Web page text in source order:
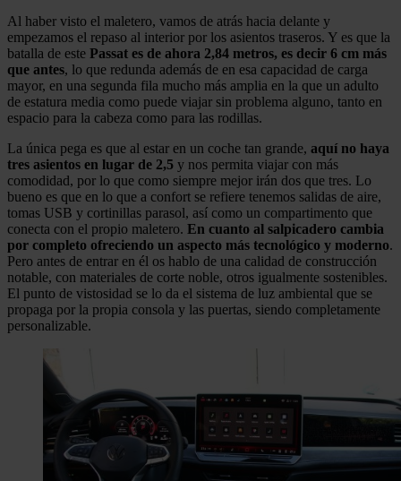
Al haber visto el maletero, vamos de atrás hacia delante y
empezamos el repaso al interior por los asientos traseros. Y es que la
batalla de este Passat es de ahora 2,84 metros, es decir 6 cm más
que antes, lo que redunda además de en esa capacidad de carga
mayor, en una segunda fila mucho más amplia en la que un adulto
de estatura media como puede viajar sin problema alguno, tanto en
espacio para la cabeza como para las rodillas.
La única pega es que al estar en un coche tan grande, aquí no haya
tres asientos en lugar de 2,5 y nos permita viajar con más
comodidad, por lo que como siempre mejor irán dos que tres. Lo
bueno es que en lo que a confort se refiere tenemos salidas de aire,
tomas USB y cortinillas parasol, así como un compartimento que
conecta con el propio maletero. En cuanto al salpicadero cambia
por completo ofreciendo un aspecto más tecnológico y moderno.
Pero antes de entrar en él os hablo de una calidad de construcción
notable, con materiales de corte noble, otros igualmente sostenibles.
El punto de vistosidad se lo da el sistema de luz ambiental que se
propaga por la propia consola y las puertas, siendo completamente
personalizable.